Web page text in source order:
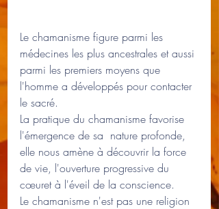
Le chamanisme figure parmi les
médecines les plus ancestrales et aussi
parmi les premiers moyens que
l'homme a développés pour contacter
le sacré.
La pratique du chamanisme favorise
l'émergence de sa  nature profonde,
elle nous amène à découvrir la force
de vie, l'ouverture progressive du
cœuret à l'éveil de la conscience.
Le chamanisme n'est pas une religion